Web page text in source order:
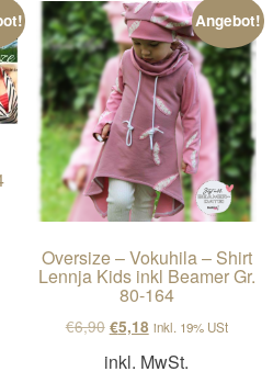
war: €4,90
ist: €3,68.
Angebot!
Oversize – Vokuhila – Shirt
Lennja Kids inkl Beamer Gr.
80-164
€6,90 Ursprünglicher Preis
€5,18Aktueller Preis
inkl. 19% USt
inkl. MwSt.